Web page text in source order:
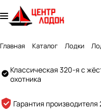
Главная Каталог Лодки
Created by GlyphGenius Studio
Классическая 320-я с
охотника
Гарантия производителя